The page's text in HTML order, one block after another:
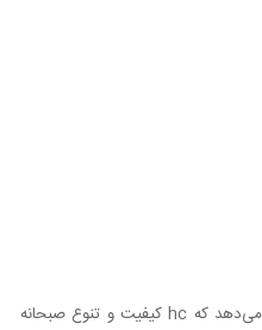
نشان می‌دهد که hc کیفیت و تنوع صبحانه